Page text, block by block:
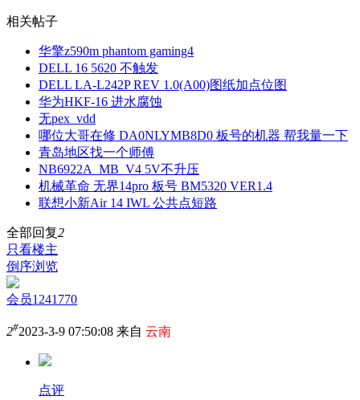
相关帖子
华擎z590m phantom gaming4
DELL 16 5620 不触发
DELL LA-L242P REV 1.0(A00)图纸加点位图
华为HKF-16 进水腐蚀
无pex_vdd
哪位大哥在修 DA0NLYMB8D0 板号的机器 帮我量一下
青岛地区找一个师傅
NB6922A_MB_V4 5V不升压
机械革命 无界14pro 板号 BM5320 VER1.4
联想小新Air 14 IWL 公共点短路
全部回复2
只看楼主
倒序浏览
会员1241770
2#2023-3-9 07:50:08 来自 云南
点评